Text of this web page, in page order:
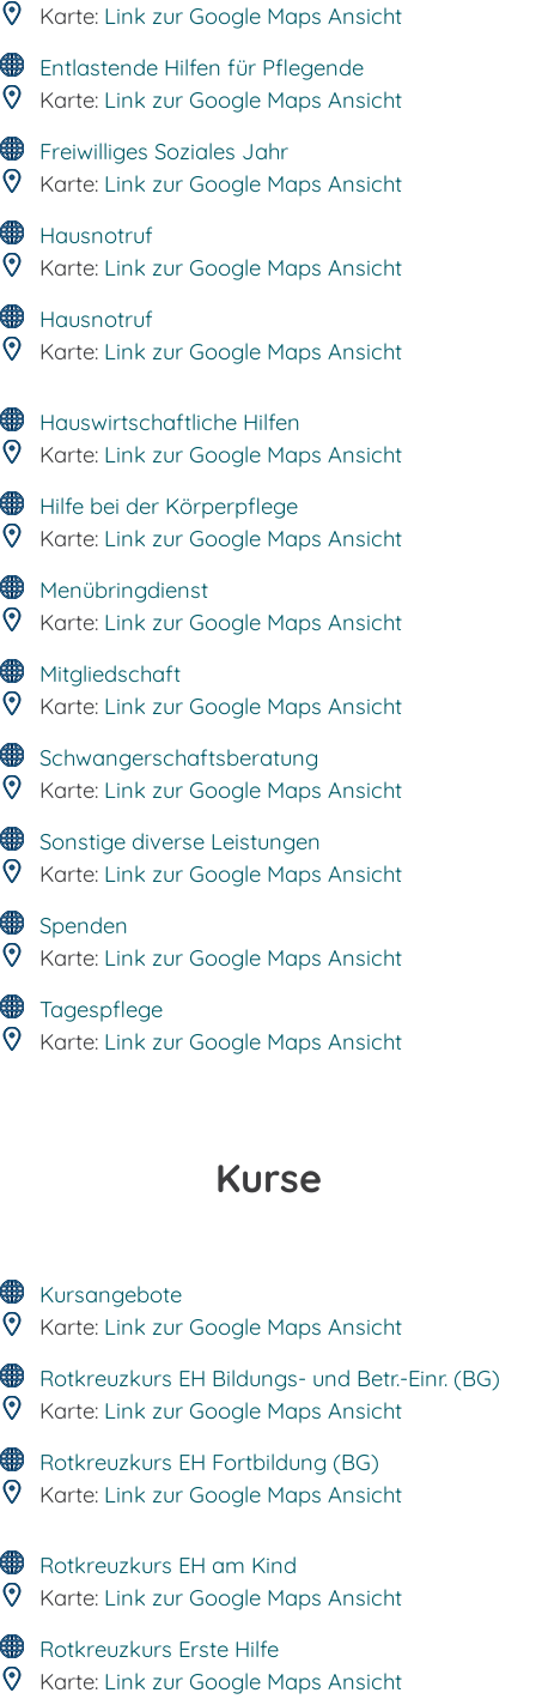
Karte: Link zur Google Maps Ansicht
Entlastende Hilfen für Pflegende
Karte: Link zur Google Maps Ansicht
Freiwilliges Soziales Jahr
Karte: Link zur Google Maps Ansicht
Hausnotruf
Karte: Link zur Google Maps Ansicht
Hausnotruf
Karte: Link zur Google Maps Ansicht
Hauswirtschaftliche Hilfen
Karte: Link zur Google Maps Ansicht
Hilfe bei der Körperpflege
Karte: Link zur Google Maps Ansicht
Menübringdienst
Karte: Link zur Google Maps Ansicht
Mitgliedschaft
Karte: Link zur Google Maps Ansicht
Schwangerschaftsberatung
Karte: Link zur Google Maps Ansicht
Sonstige diverse Leistungen
Karte: Link zur Google Maps Ansicht
Spenden
Karte: Link zur Google Maps Ansicht
Tagespflege
Karte: Link zur Google Maps Ansicht
Kurse
Kursangebote
Karte: Link zur Google Maps Ansicht
Rotkreuzkurs EH Bildungs- und Betr.-Einr. (BG)
Karte: Link zur Google Maps Ansicht
Rotkreuzkurs EH Fortbildung (BG)
Karte: Link zur Google Maps Ansicht
Rotkreuzkurs EH am Kind
Karte: Link zur Google Maps Ansicht
Rotkreuzkurs Erste Hilfe
Karte: Link zur Google Maps Ansicht